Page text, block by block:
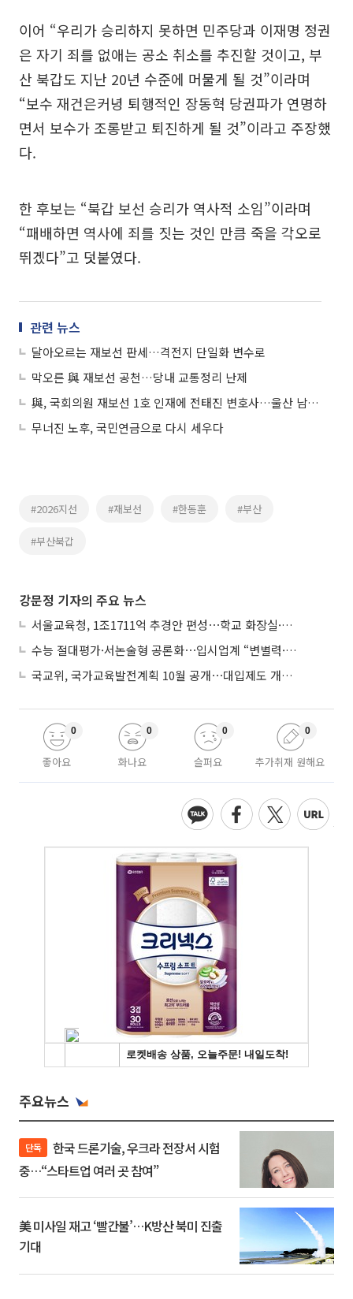
이어 “우리가 승리하지 못하면 민주당과 이재명 정권
은 자기 죄를 없애는 공소 취소를 추진할 것이고, 부
산 북갑도 지난 20년 수준에 머물게 될 것”이라며
“보수 재건은커녕 퇴행적인 장동혁 당권파가 연명하
면서 보수가 조롱받고 퇴진하게 될 것”이라고 주장했
다.
한 후보는 “북갑 보선 승리가 역사적 소임”이라며
“패배하면 역사에 죄를 짓는 것인 만큼 죽을 각오로
뛰겠다”고 덧붙였다.
관련 뉴스
달아오르는 재보선 판세…격전지 단일화 변수로
막오른 與 재보선 공천…당내 교통정리 난제
與, 국회의원 재보선 1호 인재에 전태진 변호사…울산 남갑 출마
무너진 노후, 국민연금으로 다시 세우다
#2026지선 #재보선 #한동훈 #부산
#부산북갑
강문정 기자의 주요 뉴스
서울교육청, 1조1711억 추경안 편성⋯학교 화장실·냉난방 손본다
수능 절대평가·서논술형 공론화⋯입시업계 “변별력·사교육 대책 먼저”
국교위, 국가교육발전계획 10월 공개⋯대입제도 개편 공론화 추진
좋아요
0
화나요
0
슬퍼요
0
추가취재 원해요
0
주요뉴스
단독
중…“스타트업 여러 곳 참여”
美 미사일 재고 ‘빨간불’…K방산 북미 진출
기대